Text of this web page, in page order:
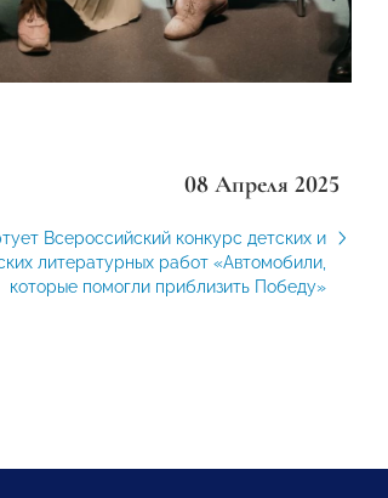
08 Апреля 2025
Всероссийский конкурс детских и
литературных работ «Автомобили,
которые помогли приблизить Победу»